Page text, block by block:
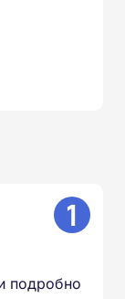
1
подробно